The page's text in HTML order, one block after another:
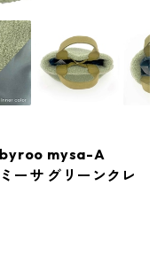
mysa-A
ーサ グリーンクレ